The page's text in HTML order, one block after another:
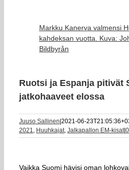
Markku Kanerva valmensi
kahdeksan vuotta. Kuva:
Bildbyrån
Ruotsi ja Espanja pitivät
jatkohaaveet elossa
Juuso Sallinen 2021-06-
2021, Huuhkajat, Jalkapallon EM-kisat|
Vaikka Suomi hävisi oman